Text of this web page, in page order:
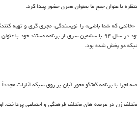
دوم برنامه «خانمی که شما باشی» را نویسندگی، مجری گری
پخش گردید. ین مجری جوان در حالی از حضور خود در سال ۹۴ با
دو پخش شده بود.
مختلف زن در عرصه های مختلف فرهنگی و اجتماعی پرداخت.